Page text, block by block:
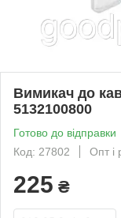
Вимикач до
5132100800
Готово до відправки
Код: 27802
Опт і
225 ₴